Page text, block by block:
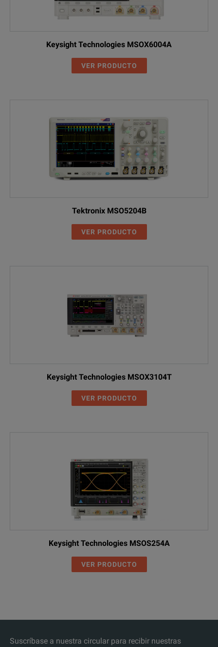
Keysight Technologies MSOX6004A
VER PRODUCTO
Tektronix MSO5204B
VER PRODUCTO
Keysight Technologies MSOX3104T
VER PRODUCTO
Keysight Technologies MSOS254A
VER PRODUCTO
Suscríbase a nuestra circular para recibir nuestras